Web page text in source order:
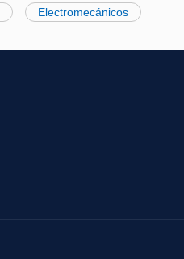
Electromecánicos